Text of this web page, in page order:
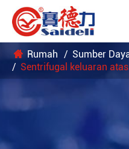
Rumah Sumber
Sentrifugal keluaran